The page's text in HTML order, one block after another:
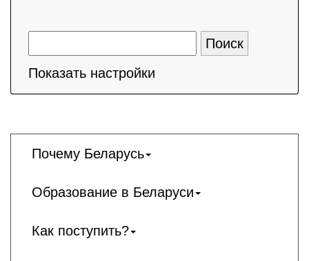
Показать настройки
Почему Беларусь
Образование в Беларуси
Как поступить?